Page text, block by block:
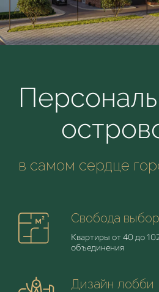
в самом сердце
Свобода
Квартиры от 40 до
объединения
Дизайн лобби